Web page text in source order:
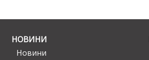
НОВИНИ
Новини